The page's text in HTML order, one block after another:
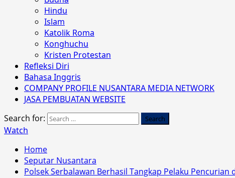
Hindu
Islam
Katolik Roma
Konghuchu
Kristen Protestan
Refleksi Diri
Bahasa Inggris
COMPANY PROFILE NUSANTARA MEDIA NETWORK
JASA PEMBUATAN WEBSITE
Search for:
Watch
Home
Seputar Nusantara
Polsek Serbalawan Berhasil Tangkap Pelaku